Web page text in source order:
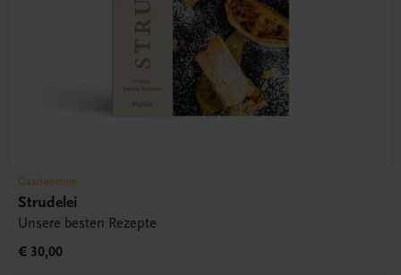
Gastronomie
Strudelei
Unsere besten Rezepte
€ 30,00